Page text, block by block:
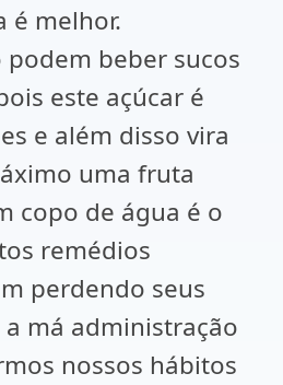
é melhor.
podem beber sucos
este açúcar é
e além disso vira
uma fruta
copo de água é o
remédios
perdendo seus
má administração
nossos hábitos